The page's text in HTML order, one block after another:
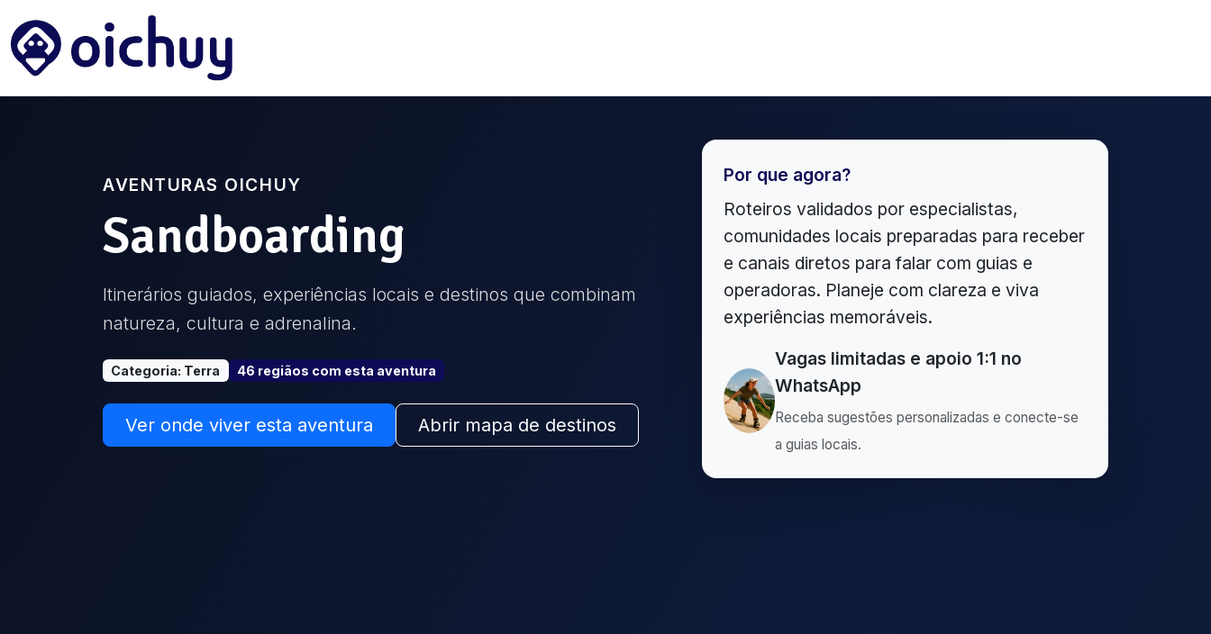
AVENTURAS OICHUY
Sandboarding
Itinerários guiados, experiências locais e destinos que combinam
natureza, cultura e adrenalina.
Categoria: Terra 46 regiãos com esta aventura
Ver onde viver esta aventura Abrir mapa de destinos
Por que agora?
Roteiros validados por especialistas,
comunidades locais preparadas para receber
e canais diretos para falar com guias e
operadoras. Planeje com clareza e viva
experiências memoráveis.
Vagas limitadas e apoio 1:1 no
WhatsApp
Receba sugestões personalizadas e conecte-se
a guias locais.